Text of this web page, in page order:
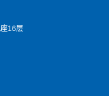
16层